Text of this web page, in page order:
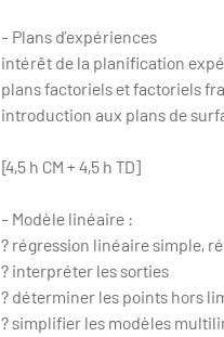
- Plans d’expériences
intérêt de la planification
plans factoriels et factoriels
introduction aux plans de
[4,5 h CM + 4,5 h TD]
- Modèle linéaire :
? régression linéaire simple,
? interpréter les sorties
? déterminer les points hors
? simplifier les modèles